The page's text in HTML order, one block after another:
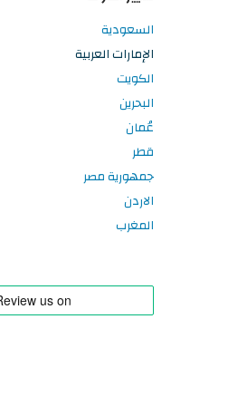
السعودية
الإمارات العربية
الكويت
البحرين
عُمان
قطر
جمهورية مصر
الاردن
المغرب